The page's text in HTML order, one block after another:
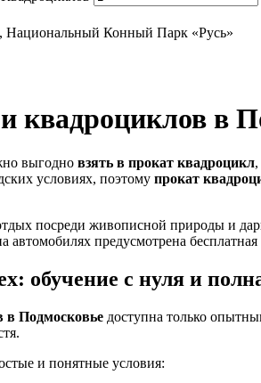
Национальный Конный Парк «Русь»
квадроциклов в
выгодно взять в прокат квадроцикл
условиях, поэтому прокат
посреди живописной природы и
автомобилях предусмотрена бесплатная
обучение с нуля и
в Подмосковье доступна только
и понятные условия: